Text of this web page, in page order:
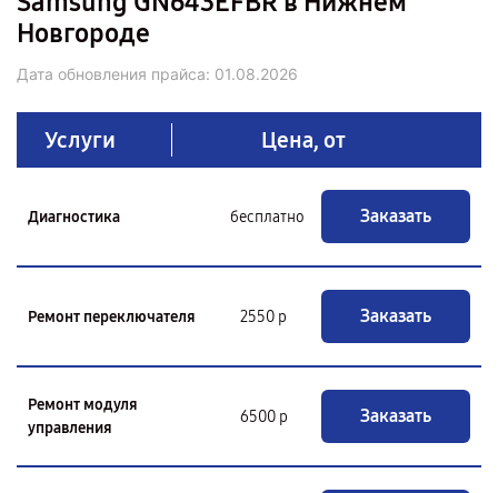
Новгороде
Дата обновления прайса: 01.08.2026
Услуги Цена, от
Диагностика бесплатно Заказать
Ремонт переключателя 2550 р Заказать
Ремонт модуля
управления
6500 р Заказать